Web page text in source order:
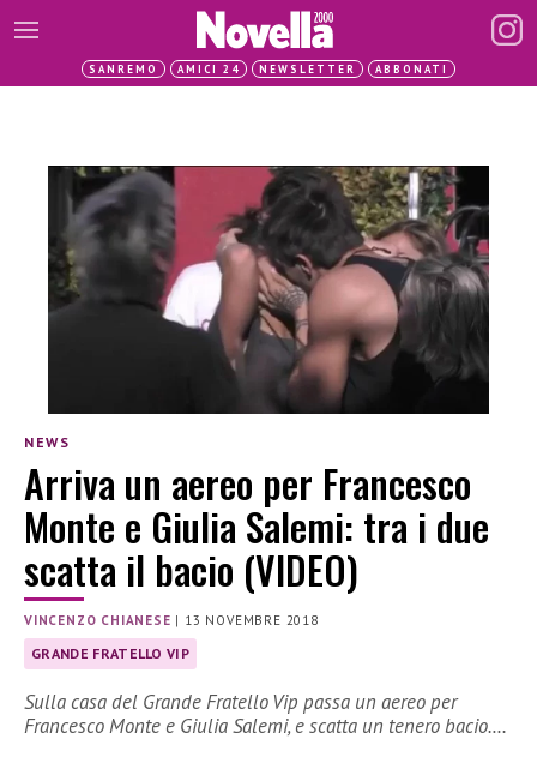
SANREMO AMICI 24 NEWSLETTER ABBONATI
NEWS
Arriva un aereo per Francesco
Monte e Giulia Salemi: tra i due
scatta il bacio (VIDEO)
VINCENZO CHIANESE | 13 NOVEMBRE 2018
GRANDE FRATELLO VIP
Sulla casa del Grande Fratello Vip passa un aereo per
Francesco Monte e Giulia Salemi, e scatta un tenero bacio.…